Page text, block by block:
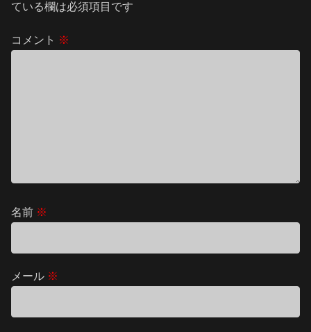
ている欄は必須項目です
コメント ※
名前 ※
メール ※